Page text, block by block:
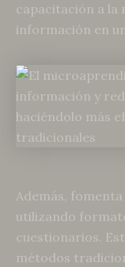
capacitación a la
información en
Además,
utilizando
cuestionarios.
métodos